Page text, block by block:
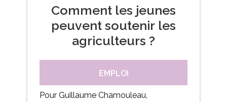
Comment les jeunes
peuvent soutenir les
agriculteurs ?
EMPLOI
Pour Guillaume Chamouleau,